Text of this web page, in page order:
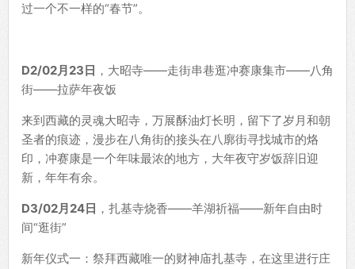
过一个不一样的“春节”。
D2/02月23日 ，大昭寺——走街串巷逛冲赛康集市——八角
街——拉萨年夜饭
来到西藏的灵魂大昭寺，万展酥油灯长明，留下了岁月和朝
圣者的痕迹，漫步在八角街的接头在八廓街寻找城市的烙
印，冲赛康是一个年味最浓的地方，大年夜守岁饭辞旧迎
新，年年有余。
D3/02月24日 ，扎基寺烧香——羊湖祈福——新年自由时
间“逛街”
新年仪式一：祭拜西藏唯一的财神庙扎基寺，在这里进行庄